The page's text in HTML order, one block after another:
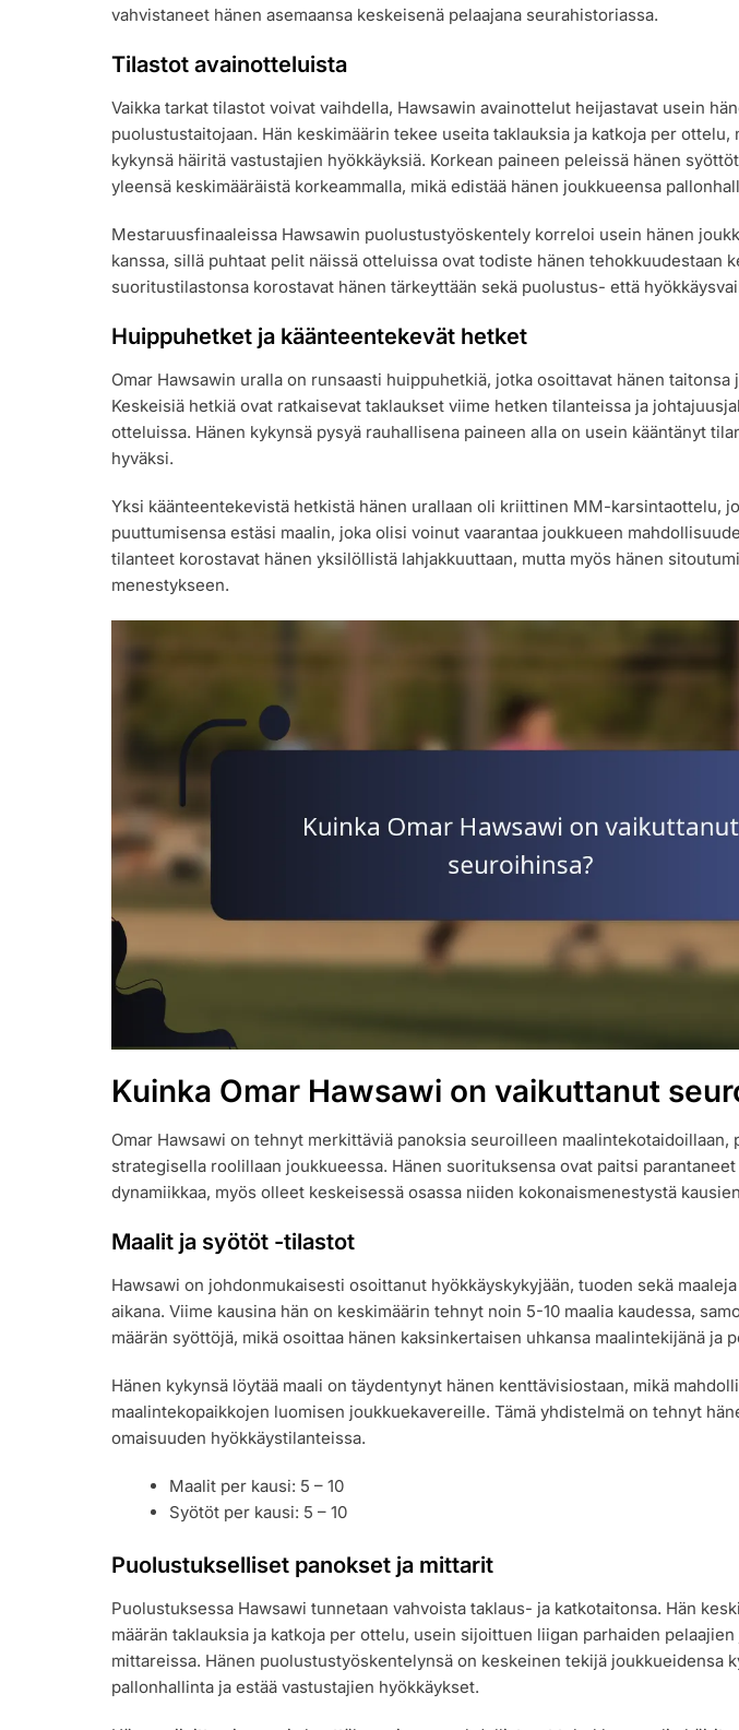
vahvistaneet hänen asemaansa keskeisenä pelaajana seurahistoriassa.
Tilastot avainotteluista
Vaikka tarkat tilastot voivat vaihdella, Hawsawin avainottelut heijastavat usein
puolustustaitojaan. Hän keskimäärin tekee useita taklauksia ja katkoja per ottelu,
kykynsä häiritä vastustajien hyökkäyksiä. Korkean paineen peleissä hänen
yleensä keskimääräistä korkeammalla, mikä edistää hänen joukkueensa
Mestaruusfinaaleissa Hawsawin puolustustyöskentely korreloi usein hänen
kanssa, sillä puhtaat pelit näissä otteluissa ovat todiste hänen tehokkuudestaan
suoritustilastonsa korostavat hänen tärkeyttään sekä puolustus- että
Huippuhetket ja käänteentekevät hetket
Omar Hawsawin uralla on runsaasti huippuhetkiä, jotka osoittavat hänen taitonsa
Keskeisiä hetkiä ovat ratkaisevat taklaukset viime hetken tilanteissa ja
otteluissa. Hänen kykynsä pysyä rauhallisena paineen alla on usein kääntänyt
hyväksi.
Yksi käänteentekevistä hetkistä hänen urallaan oli kriittinen MM-karsintaottelu,
puuttumisensa estäsi maalin, joka olisi voinut vaarantaa joukkueen
tilanteet korostavat hänen yksilöllistä lahjakkuuttaan, mutta myös hänen
menestykseen.
Kuinka Omar Hawsawi on vaikuttanut
Omar Hawsawi on tehnyt merkittäviä panoksia seuroilleen maalintekotaidoillaan,
strategisella roolillaan joukkueessa. Hänen suorituksensa ovat paitsi
dynamiikkaa, myös olleet keskeisessä osassa niiden kokonaismenestystä
Maalit ja syötöt -tilastot
Hawsawi on johdonmukaisesti osoittanut hyökkäyskykyjään, tuoden sekä
aikana. Viime kausina hän on keskimäärin tehnyt noin 5-10 maalia kaudessa,
määrän syöttöjä, mikä osoittaa hänen kaksinkertaisen uhkansa maalintekijänä ja
Hänen kykynsä löytää maali on täydentynyt hänen kenttävisiostaan, mikä
maalintekopaikkojen luomisen joukkuekavereille. Tämä yhdistelmä on tehnyt
omaisuuden hyökkäystilanteissa.
Maalit per kausi: 5 – 10
Syötöt per kausi: 5 – 10
Puolustukselliset panokset ja mittarit
Puolustuksessa Hawsawi tunnetaan vahvoista taklaus- ja katkotaitonsa. Hän
määrän taklauksia ja katkoja per ottelu, usein sijoittuen liigan parhaiden
mittareissa. Hänen puolustustyöskentelynsä on keskeinen tekijä joukkueidensa
pallonhallinta ja estää vastustajien hyökkäykset.